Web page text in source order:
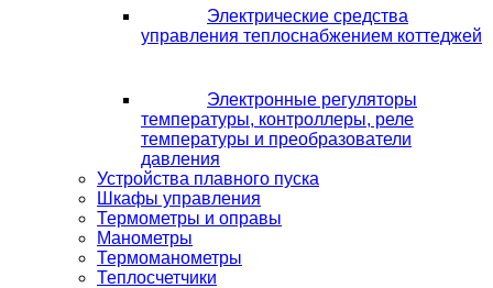
Электрические средства
управления теплоснабжением коттеджей
Электронные регуляторы
температуры, контроллеры, реле
температуры и преобразователи
давления
Устройства плавного пуска
Шкафы управления
Термометры и оправы
Манометры
Термоманометры
Теплосчетчики